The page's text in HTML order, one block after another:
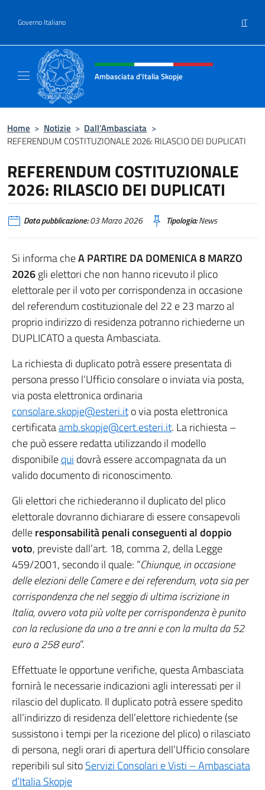
Governo Italiano IT
Intestazione sito, social e menù
Ambasciata d'Italia Skopje
Home > Notizie > Dall’Ambasciata >
REFERENDUM COSTITUZIONALE 2026: RILASCIO DEI DUPLICATI
REFERENDUM COSTITUZIONALE
2026: RILASCIO DEI DUPLICATI
Data pubblicazione:03 Marzo 2026 Tipologia:News
Si informa cheA PARTIRE DA DOMENICA 8 MARZO
2026gli elettori che non hanno ricevuto il plico
elettorale per il voto per corrispondenza in occasione
del referendum costituzionale del 22 e 23 marzo al
proprio indirizzo di residenza potranno richiederne un
DUPLICATO a questa Ambasciata.
La richiesta di duplicato potrà essere presentata di
persona presso l’Ufficio consolare o inviata via posta,
via posta elettronica ordinaria
consolare.skopje@esteri.ito via posta elettronica
certificataamb.skopje@cert.esteri.it. La richiesta –
che può essere redatta utilizzando il modello
disponibilequi dovrà essere accompagnata da un
valido documento di riconoscimento.
Gli elettori che richiederanno il duplicato del plico
elettorale dovranno dichiarare di essere consapevoli
delleresponsabilità penali conseguenti al doppio
voto, previste dall’art. 18, comma 2, della Legge
459/2001, secondo il quale: “Chiunque, in occasione
delle elezioni delle Camere e dei referendum, vota sia per
corrispondenza che nel seggio di ultima iscrizione in
Italia, ovvero vota più volte per corrispondenza è punito
con la reclusione da uno a tre anni e con la multa da 52
euro a 258 euro”.
Effettuate le opportune verifiche, questa Ambasciata
fornirà le necessarie indicazioni agli interessati per il
rilascio del duplicato. Il duplicato potrà essere spedito
all’indirizzo di residenza dell’elettore richiedente (se
sussistono i tempi per la ricezione del plico) o rilasciato
di persona, negli orari di apertura dell’Ufficio consolare
reperibili sul sitoServizi Consolari e Visti – Ambasciata
d’Italia Skopje